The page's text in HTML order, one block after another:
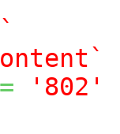
=
'802'